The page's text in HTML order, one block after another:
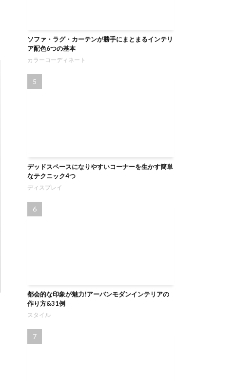
ソファ・ラグ・カーテンが勝手にまとまるインテリ
ア配色6つの基本
カラーコーディネート
デッドスペースになりやすいコーナーを生かす簡単
なテクニック4つ
ディスプレイ
都会的な印象が魅力!アーバンモダンインテリアの
作り方&31例
スタイル